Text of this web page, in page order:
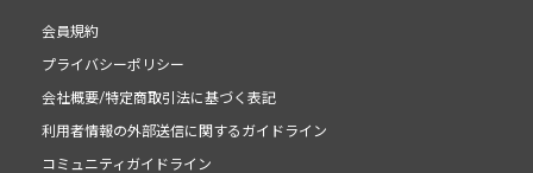
会員規約
プライバシーポリシー
会社概要/特定商取引法に基づく表記
利用者情報の外部送信に関するガイドライン
コミュニティガイドライン